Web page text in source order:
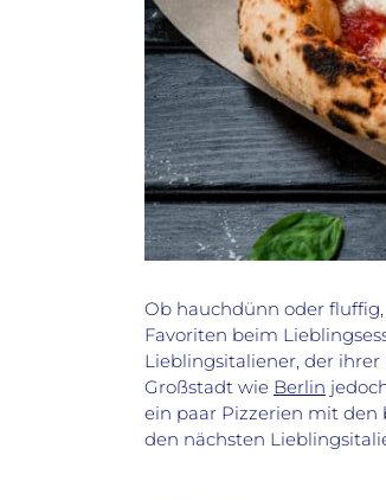
Ob hauchdünn oder
Favoriten beim
Lieblingsitaliener, der
Großstadt wie Berlin
ein paar Pizzerien mit den
den nächsten